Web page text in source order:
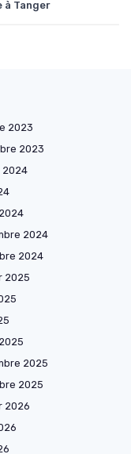
à Tanger
2023
2023
2024
2024
2024
2025
2025
2025
2026